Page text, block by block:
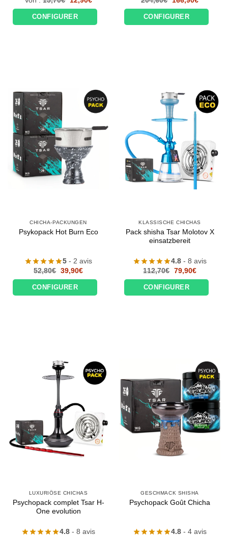
prix
initial
était :
15,70€.
actuel
12,90€.
CONFIGURER
initial
était :
204,60€.
actuel
166,90€.
CONFIGURER
CHICHA-PACKUNGEN
Psykopack Hot Burn Eco
5 - 2 avis
52,80€ Le
prix
initial
était :
52,80€.
39,90€Le
actuel
39,90€.
CONFIGURER
KLASSISCHE CHICHAS
Pack shisha Tsar Molotov X
einsatzbereit
4.8 - 8 avis
112,70€ Le
prix
initial
était :
112,70€.
79,90€Le
actuel
79,90€.
CONFIGURER
LUXURIÖSE CHICHAS
Psychopack complet Tsar H-
One evolution
4.8 - 8 avis
GESCHMACK SHISHA
Psychopack Goût Chicha
4.8 - 4 avis